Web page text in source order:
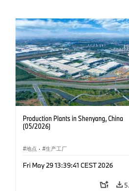
Production Plants in Shenyang, China
(05/2026)
地点 · 生产工厂
Fri May 29 13:39:41 CEST 2026